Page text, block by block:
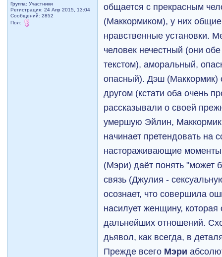
Группа: Участники
Регистрация: 24 Апр 2015, 13:04
Сообщений: 2852
Пол:
общается с прекрасным
(Маккормиком), у них
нравственные установки.
человек нечестный (они
текстом), аморальный,
опасный). Дэш (Маккормик)
другом (кстати оба очень
рассказывали о своей
умершую Эйлин,
начинает претендовать на
настораживающие
(Мэри) даёт понять "может
связь (Джулия -
осознает, что совершила
насилует женщину, которая
дальнейших отношений.
дьявол, как всегда, в
Прежде всего Мэри